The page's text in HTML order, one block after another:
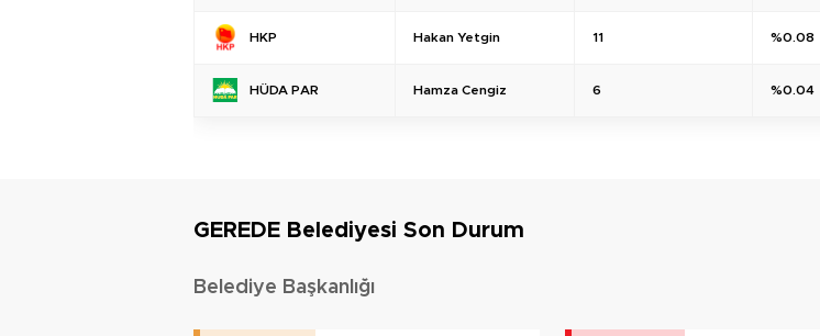
HKP Hakan Yetgin 11 %0.08
HÜDA PAR Hamza Cengiz 6 %0.04
GEREDE Belediyesi Son Durum
Belediye Başkanlığı